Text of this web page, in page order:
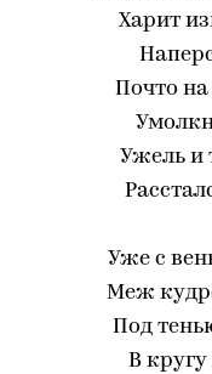
Харит
Почто
Ужель и
Уже с
Меж
Под
В